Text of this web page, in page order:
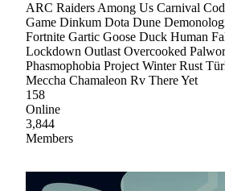
ARC Raiders Among Us Carnival
Game Dinkum Dota Dune
Fortnite Gartic Goose Duck Human
Lockdown Outlast Overcooked
Phasmophobia Project Winter Rust
Meccha Chamaleon Rv There Yet
158
Online
3,844
Members